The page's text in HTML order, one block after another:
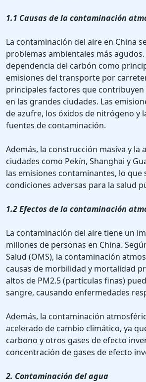
1.1 Causas de la contaminación
La contaminación del aire en China
problemas ambientales más
dependencia del carbón como
emisiones del transporte por
principales factores que
en las grandes ciudades. Las
de azufre, los óxidos de nitrógeno y
fuentes de contaminación.
Además, la construcción masiva y la
ciudades como Pekín, Shanghai y
las emisiones contaminantes, lo
condiciones adversas para la salud
1.2 Efectos de la contaminación
La contaminación del aire tiene un
millones de personas en China.
Salud (OMS), la contaminación
causas de morbilidad y mortalidad
altos de PM2.5 (partículas finas)
sangre, causando enfermedades
Además, la contaminación
acelerado de cambio climático, ya
carbono y otros gases de efecto
concentración de gases de efecto
2. Contaminación del agua